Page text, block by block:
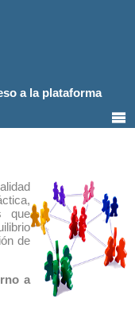
a la plataforma
que
de
a